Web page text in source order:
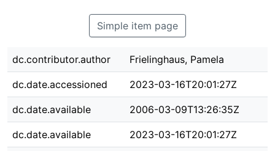
Simple item page
dc.contributor.author Frielinghaus, Pamela
dc.date.accessioned 2023-03-16T20:01:27Z
dc.date.available 2006-03-09T13:26:35Z
dc.date.available 2023-03-16T20:01:27Z